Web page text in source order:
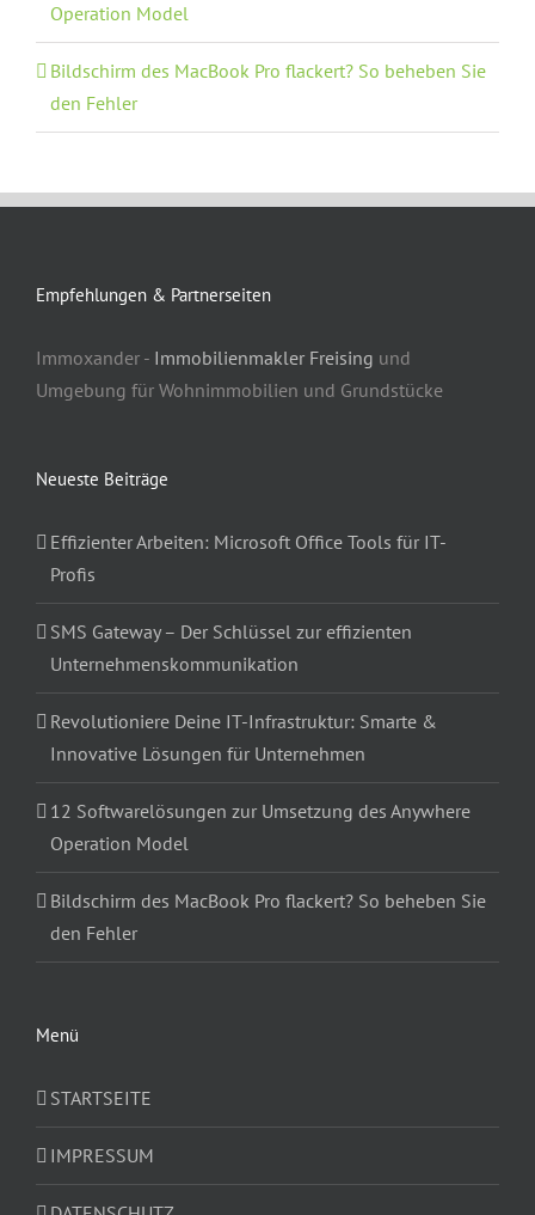
Operation Model
Bildschirm des MacBook Pro flackert? So beheben Sie
den Fehler
Empfehlungen & Partnerseiten
Immoxander - Immobilienmakler Freising und
Umgebung für Wohnimmobilien und Grundstücke
Neueste Beiträge
Effizienter Arbeiten: Microsoft Office Tools für IT-
Profis
SMS Gateway – Der Schlüssel zur effizienten
Unternehmenskommunikation
Revolutioniere Deine IT-Infrastruktur: Smarte &
Innovative Lösungen für Unternehmen
12 Softwarelösungen zur Umsetzung des Anywhere
Operation Model
Bildschirm des MacBook Pro flackert? So beheben Sie
den Fehler
Menü
STARTSEITE
IMPRESSUM